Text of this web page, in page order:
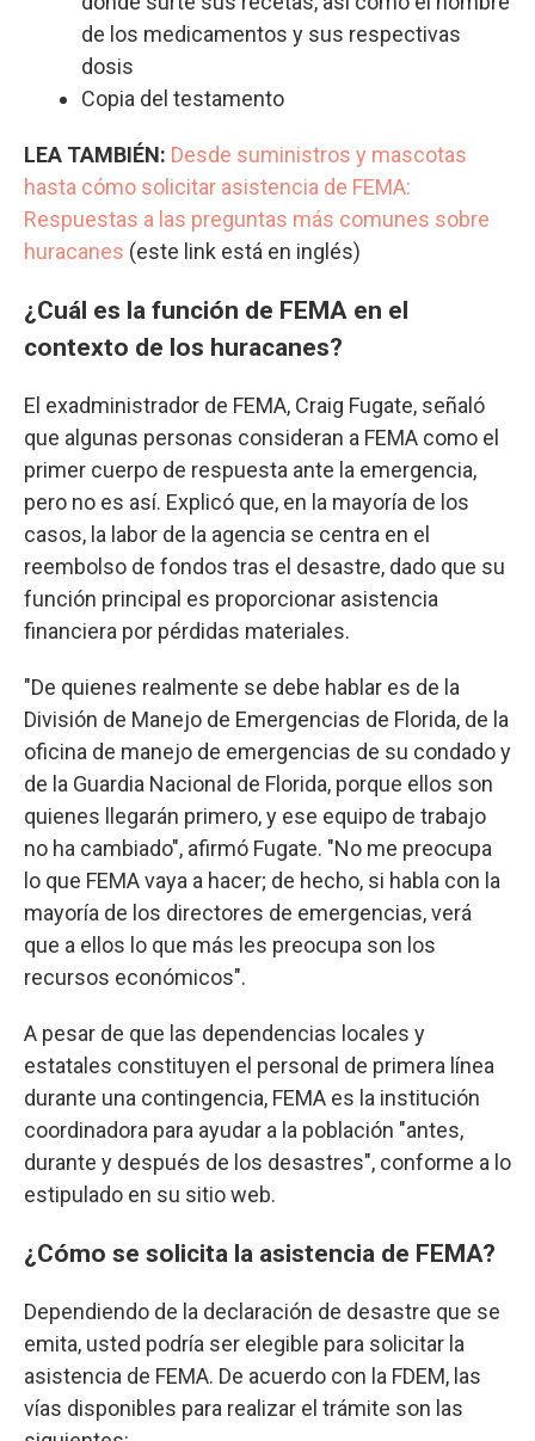
de los medicamentos y sus respectivas
dosis
Copia del testamento
LEA TAMBIÉN: Desde suministros y mascotas
hasta cómo solicitar asistencia de FEMA:
Respuestas a las preguntas más comunes sobre
huracanes (este link está en inglés)
¿Cuál es la función de FEMA en el
contexto de los huracanes?
El exadministrador de FEMA, Craig Fugate, señaló
que algunas personas consideran a FEMA como el
primer cuerpo de respuesta ante la emergencia,
pero no es así. Explicó que, en la mayoría de los
casos, la labor de la agencia se centra en el
reembolso de fondos tras el desastre, dado que su
función principal es proporcionar asistencia
financiera por pérdidas materiales.
"De quienes realmente se debe hablar es de la
División de Manejo de Emergencias de Florida, de la
oficina de manejo de emergencias de su condado y
de la Guardia Nacional de Florida, porque ellos son
quienes llegarán primero, y ese equipo de trabajo
no ha cambiado", afirmó Fugate. "No me preocupa
lo que FEMA vaya a hacer; de hecho, si habla con la
mayoría de los directores de emergencias, verá
que a ellos lo que más les preocupa son los
recursos económicos".
A pesar de que las dependencias locales y
estatales constituyen el personal de primera línea
durante una contingencia, FEMA es la institución
coordinadora para ayudar a la población "antes,
durante y después de los desastres", conforme a lo
estipulado en su sitio web.
¿Cómo se solicita la asistencia de FEMA?
Dependiendo de la declaración de desastre que se
emita, usted podría ser elegible para solicitar la
asistencia de FEMA. De acuerdo con la FDEM, las
vías disponibles para realizar el trámite son las